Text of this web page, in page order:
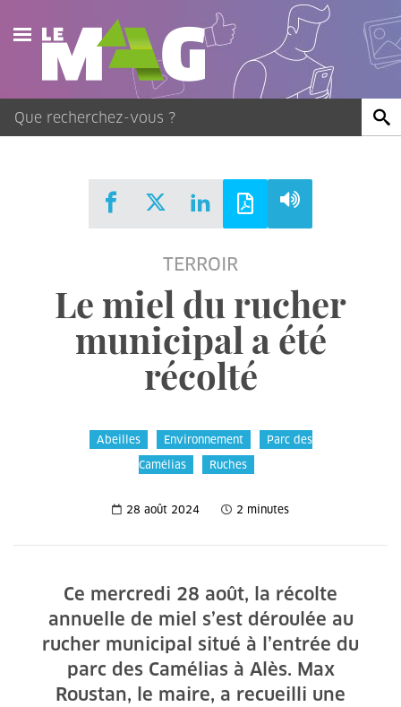
Actualités
Agenda
Publications
TERROIR
Le miel du rucher
municipal a été
récolté
Abeilles Environnement
Parc des
Camélias
Ruches
28 août 2024 2 minutes
Ce mercredi 28 août, la récolte
annuelle de miel s’est déroulée au
rucher municipal situé à l’entrée du
parc des Camélias à Alès. Max
Roustan, le maire, a recueilli une